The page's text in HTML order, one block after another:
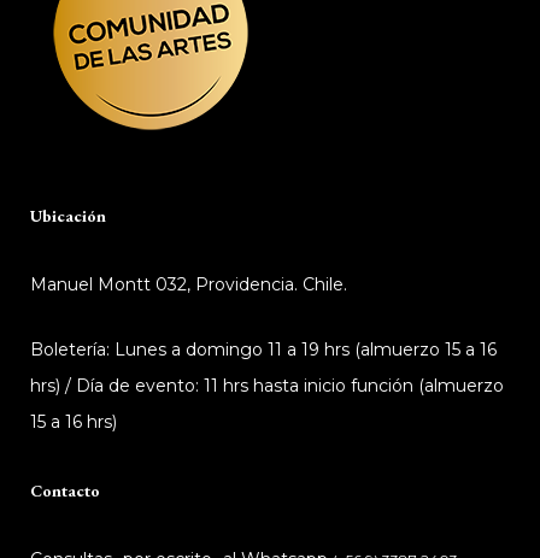
Ubicación
Manuel Montt 032, Providencia. Chile.
Boletería: Lunes a domingo 11 a 19 hrs (almuerzo 15 a 16
hrs) / Día de evento: 11 hrs hasta inicio función (almuerzo
15 a 16 hrs)
Contacto